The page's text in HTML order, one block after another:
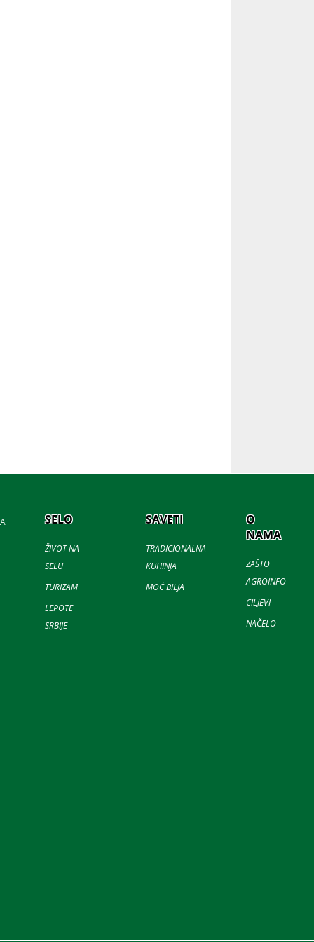
SELO
ŽIVOT NA
SELU
TURIZAM
LEPOTE
SRBIJE
SAVETI
TRADICIONALNA
KUHINJA
MOĆ BILJA
O
NAMA
ZAŠTO
AGROINFO
CILJEVI
NAČELO